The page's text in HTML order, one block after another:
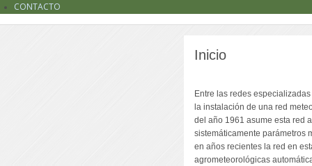
CONTACTO
Inicio
Entre las redes
la instalación de una red
del año 1961 asume esta red
sistemáticamente parámetros
en años recientes la red en
agrometeorológicas